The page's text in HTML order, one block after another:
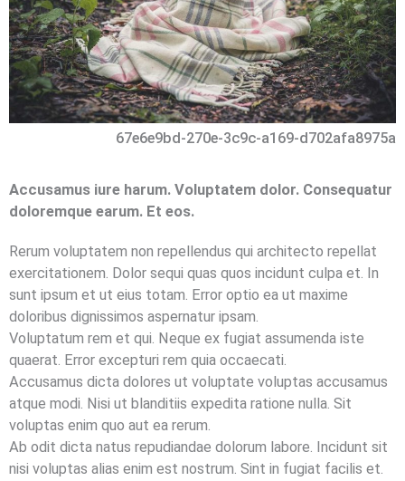
67e6e9bd-270e-3c9c-a169-d702afa8975a
Accusamus iure harum. Voluptatem dolor. Consequatur
doloremque earum. Et eos.
Rerum voluptatem non repellendus qui architecto repellat
exercitationem. Dolor sequi quas quos incidunt culpa et. In
sunt ipsum et ut eius totam. Error optio ea ut maxime
doloribus dignissimos aspernatur ipsam.
Voluptatum rem et qui. Neque ex fugiat assumenda iste
quaerat. Error excepturi rem quia occaecati.
Accusamus dicta dolores ut voluptate voluptas accusamus
atque modi. Nisi ut blanditiis expedita ratione nulla. Sit
voluptas enim quo aut ea rerum.
Ab odit dicta natus repudiandae dolorum labore. Incidunt sit
nisi voluptas alias enim est nostrum. Sint in fugiat facilis et.